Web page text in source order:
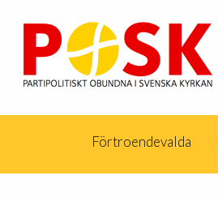
Förtroendevalda